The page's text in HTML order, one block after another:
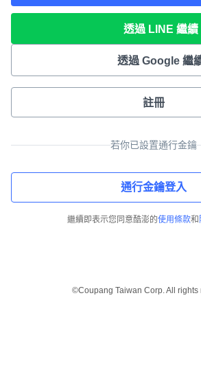
透過 LINE 繼續
透過 Google 繼
註冊
若你已設置通行金鑰
通行金鑰登入
繼續即表示您同意酷澎的使用條款和
©Coupang Taiwan Corp. All rights